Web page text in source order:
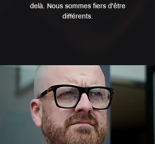
delà. Nous sommes fiers d'être
différents.